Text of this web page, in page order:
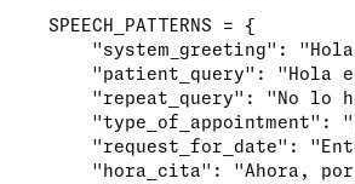
SPEECH_PATTERNS = {
"system_greeting":
"patient_query": "Hola
"repeat_query": "No lo
"type_of_appointment":
"request_for_date":
"hora_cita": "Ahora,